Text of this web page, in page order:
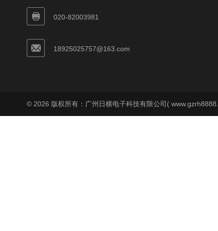
020-82003981
18925025757@163.com
© 2026 版权所有：广州日横电子科技有限公司(